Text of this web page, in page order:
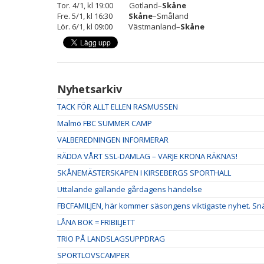
Tor. 4/1, kl 19:00 Gotland–Skåne
Fre. 5/1, kl 16:30 Skåne–Småland
Lör. 6/1, kl 09:00 Västmanland–Skåne
Nyhetsarkiv
TACK FÖR ALLT ELLEN RASMUSSEN
Malmö FBC SUMMER CAMP
VALBEREDNINGEN INFORMERAR
RÄDDA VÅRT SSL-DAMLAG – VARJE KRONA RÄKNAS!
SKÅNEMÄSTERSKAPEN I KIRSEBERGS SPORTHALL
Uttalande gällande gårdagens händelse
FBCFAMILJEN, här kommer säsongens viktigaste nyhet.
LÅNA BOK = FRIBILJETT
TRIO PÅ LANDSLAGSUPPDRAG
SPORTLOVSCAMPER